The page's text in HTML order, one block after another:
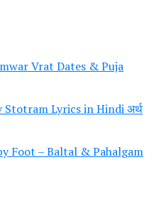
Vrat Dates & Puja
Stotram Lyrics in Hindi अर्थ
Foot – Baltal & Pahalgam